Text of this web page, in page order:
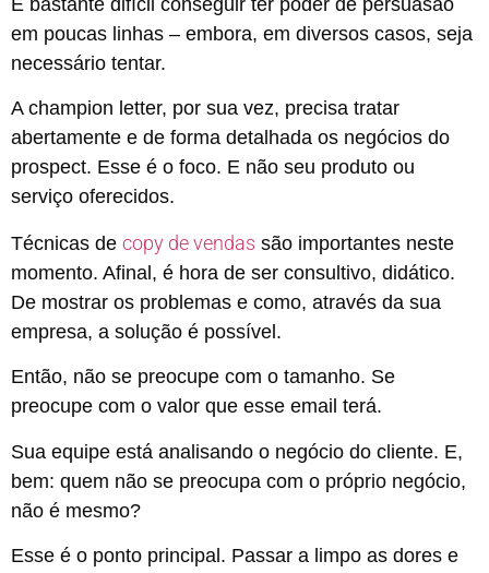
É bastante difícil conseguir ter poder de persuasão
em poucas linhas – embora, em diversos casos, seja
necessário tentar.
A champion letter, por sua vez, precisa tratar
abertamente e de forma detalhada os negócios do
prospect. Esse é o foco. E não seu produto ou
serviço oferecidos.
Técnicas de copy de vendas são importantes neste
momento. Afinal, é hora de ser consultivo, didático.
De mostrar os problemas e como, através da sua
empresa, a solução é possível.
Então, não se preocupe com o tamanho. Se
preocupe com o valor que esse email terá.
Sua equipe está analisando o negócio do cliente. E,
bem: quem não se preocupa com o próprio negócio,
não é mesmo?
Esse é o ponto principal. Passar a limpo as dores e